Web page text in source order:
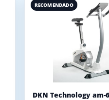
RECOMENDADO
DKN Technology